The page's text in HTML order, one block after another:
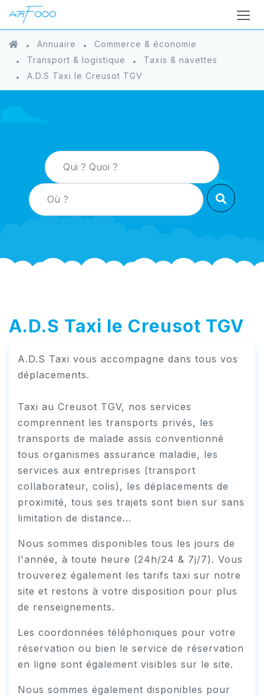
Annuaire
Commerce & économie
Transport & logistique
Taxis & navettes
A.D.S Taxi le Creusot TGV
A.D.S Taxi le Creusot TGV
A.D.S Taxi vous accompagne dans tous vos
déplacements.
Taxi au Creusot TGV, nos services
comprennent les transports privés, les
transports de malade assis conventionné
tous organismes assurance maladie, les
services aux entreprises (transport
collaborateur, colis), les déplacements de
proximité, tous ses trajets sont bien sur sans
limitation de distance...
Nous sommes disponibles tous les jours de
l'année, à toute heure (24h/24 & 7j/7). Vous
trouverez également les tarifs taxi sur notre
site et restons à votre disposition pour plus
de renseignements.
Les coordonnées téléphoniques pour votre
réservation ou bien le service de réservation
en ligne sont également visibles sur le site.
Nous sommes également disponibles pour